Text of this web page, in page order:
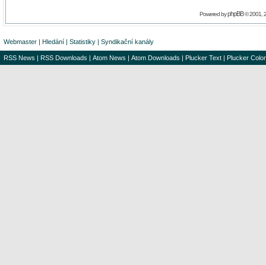
Powered byphpBB© 2001,
Webmaster | Hledání | Statistiky | Syndikační kanály
RSS News | RSS Downloads | Atom News | Atom Downloads | Plucker Text | Plucker Color